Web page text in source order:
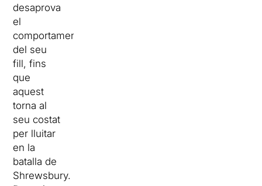
desaprova
el
comportament
del seu
fill, fins
que
aquest
torna al
seu costat
per lluitar
en la
batalla de
Shrewsbury.